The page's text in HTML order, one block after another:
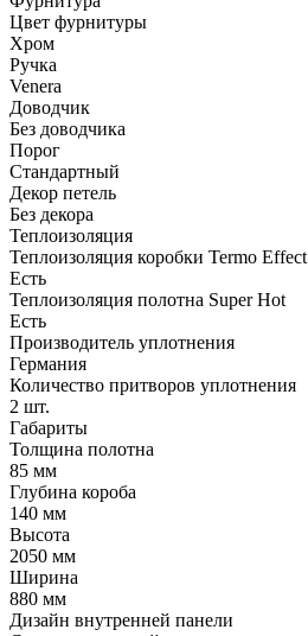
Цвет фурнитуры
Хром
Ручка
Venera
Доводчик
Без доводчика
Порог
Стандартный
Декор петель
Без декора
Теплоизоляция
Теплоизоляция коробки Termo Effect
Есть
Теплоизоляция полотна Super Нot
Есть
Производитель уплотнения
Германия
Количество притворов уплотнения
2 шт.
Габариты
Толщина полотна
85 мм
Глубина короба
140 мм
Высота
2050 мм
Ширина
880 мм
Дизайн внутренней панели